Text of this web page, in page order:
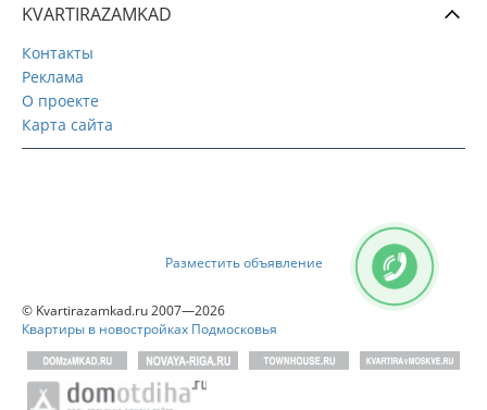
KVARTIRAZAMKAD
Контакты
Реклама
О проекте
Карта сайта
Разместить объявление
© Kvartirazamkad.ru 2007—2026
Квартиры в новостройках Подмосковья